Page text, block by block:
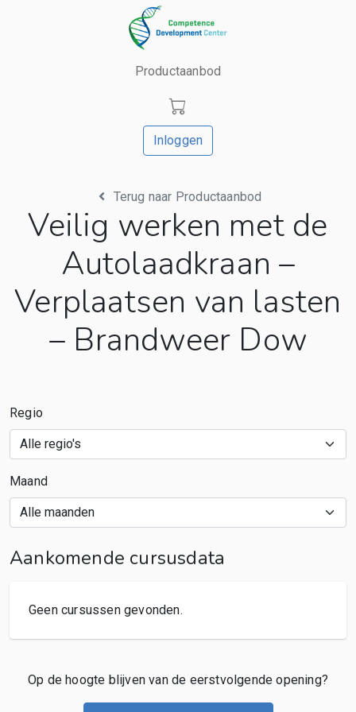
Productaanbod
Inloggen
Terug naar Productaanbod
Veilig werken met de
Autolaadkraan –
Verplaatsen van lasten
– Brandweer Dow
Regio
Maand
Aankomende cursusdata
Geen cursussen gevonden.
Op de hoogte blijven van de eerstvolgende opening?